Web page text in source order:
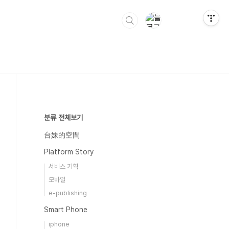
분류 전체보기
台妹的空間
Platform Story
서비스 기획
모바일
e-publishing
Smart Phone
iphone